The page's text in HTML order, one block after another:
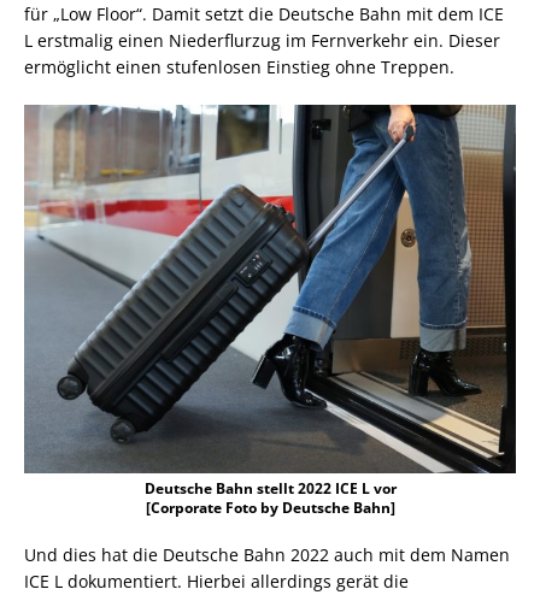
für „Low Floor“. Damit setzt die Deutsche Bahn mit dem ICE
L erstmalig einen Niederflurzug im Fernverkehr ein. Dieser
ermöglicht einen stufenlosen Einstieg ohne Treppen.
Deutsche Bahn stellt 2022 ICE L vor
[Corporate Foto by Deutsche Bahn]
Und dies hat die Deutsche Bahn 2022 auch mit dem Namen
ICE L dokumentiert. Hierbei allerdings gerät die